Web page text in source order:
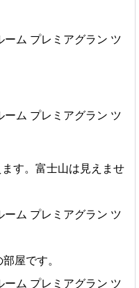
す。富士山は見えませ
屋です。